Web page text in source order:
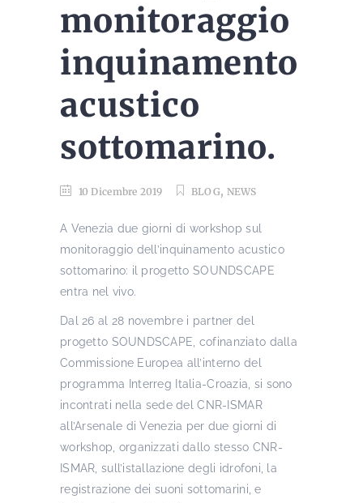
monitoraggio
inquinamento
acustico
sottomarino.
10 Dicembre 2019 BLOG, NEWS
A Venezia due giorni di workshop sul
monitoraggio dell’inquinamento acustico
sottomarino: il progetto SOUNDSCAPE
entra nel vivo.
Dal 26 al 28 novembre i partner del
progetto SOUNDSCAPE, cofinanziato dalla
Commissione Europea all’interno del
programma Interreg Italia-Croazia, si sono
incontrati nella sede del CNR-ISMAR
all’Arsenale di Venezia per due giorni di
workshop, organizzati dallo stesso CNR-
ISMAR, sull’istallazione degli idrofoni, la
registrazione dei suoni sottomarini, e